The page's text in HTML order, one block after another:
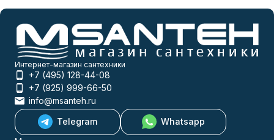
Интернет-магазин сантехники
+7 (495) 128-44-08
+7 (925) 999-66-50
info@msanteh.ru
Telegram
Whatsapp